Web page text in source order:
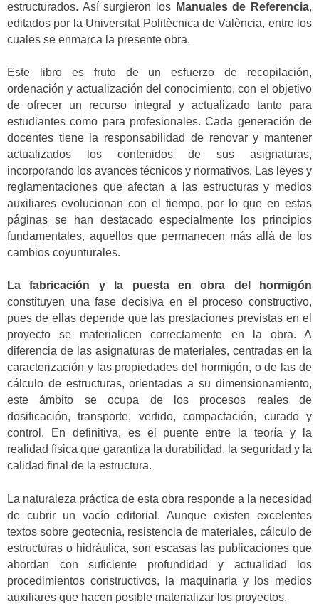
estructurados. Así surgieron los Manuales de Referencia,
editados por la Universitat Politècnica de València, entre los
cuales se enmarca la presente obra.
Este libro es fruto de un esfuerzo de recopilación,
ordenación y actualización del conocimiento, con el objetivo
de ofrecer un recurso integral y actualizado tanto para
estudiantes como para profesionales. Cada generación de
docentes tiene la responsabilidad de renovar y mantener
actualizados los contenidos de sus asignaturas,
incorporando los avances técnicos y normativos. Las leyes y
reglamentaciones que afectan a las estructuras y medios
auxiliares evolucionan con el tiempo, por lo que en estas
páginas se han destacado especialmente los principios
fundamentales, aquellos que permanecen más allá de los
cambios coyunturales.
La fabricación y la puesta en obra del hormigón
constituyen una fase decisiva en el proceso constructivo,
pues de ellas depende que las prestaciones previstas en el
proyecto se materialicen correctamente en la obra. A
diferencia de las asignaturas de materiales, centradas en la
caracterización y las propiedades del hormigón, o de las de
cálculo de estructuras, orientadas a su dimensionamiento,
este ámbito se ocupa de los procesos reales de
dosificación, transporte, vertido, compactación, curado y
control. En definitiva, es el puente entre la teoría y la
realidad física que garantiza la durabilidad, la seguridad y la
calidad final de la estructura.
La naturaleza práctica de esta obra responde a la necesidad
de cubrir un vacío editorial. Aunque existen excelentes
textos sobre geotecnia, resistencia de materiales, cálculo de
estructuras o hidráulica, son escasas las publicaciones que
abordan con suficiente profundidad y actualidad los
procedimientos constructivos, la maquinaria y los medios
auxiliares que hacen posible materializar los proyectos.